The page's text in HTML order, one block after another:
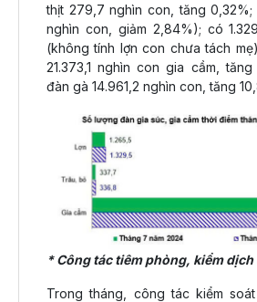
thịt 279,7 nghìn con, tăng
nghìn con, giảm 2,84%); có
(không tính lợn con chưa tách
21.373,1 nghìn con gia cầm,
đàn gà 14.961,2 nghìn con, tăng
* Công tác tiêm phòng, kiểm
Trong tháng, công tác kiểm